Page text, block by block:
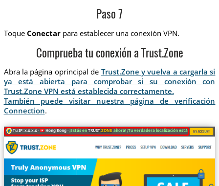
Paso 7
Toque Conectarpara establecer una conexión VPN.
Comprueba tu conexión a Trust.Zone
Abra la página oprincipal de Trust.Zone y vuelva a cargarla si
ya está abierta para comprobar si su conexión con
Trust.Zone VPN está establecida correctamente.
También puede visitar nuestra página de verificación
Connection.
Tu IP: x.x.x.x · Hong Kong ·¡Estás enTRUST.ZONEahora! ¡Tu verdadera localización está oculta!